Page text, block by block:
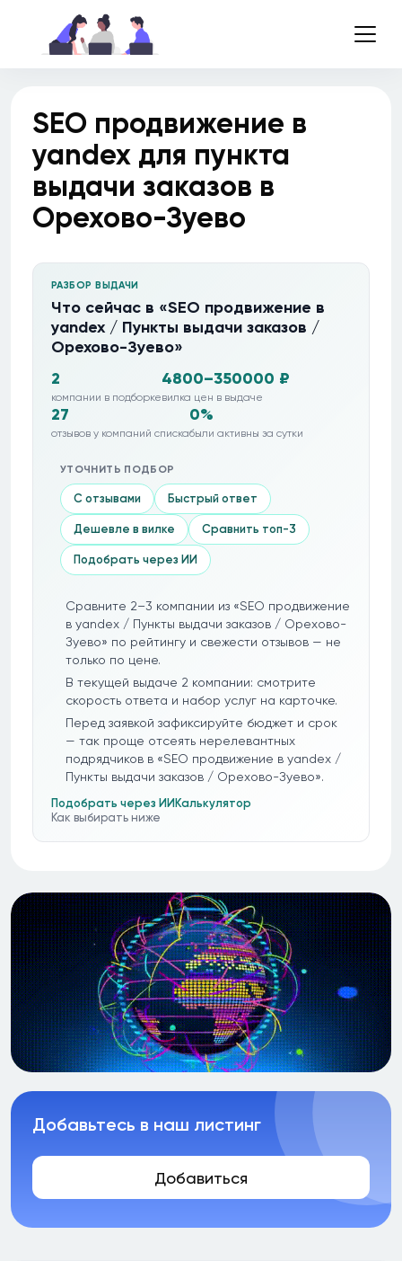
SEO продвижение в
yandex для пункта
выдачи заказов в
Орехово-Зуево
РАЗБОР ВЫДАЧИ
Что сейчас в «SEO продвижение в
yandex / Пункты выдачи заказов /
Орехово-Зуево»
2
компании в подборке
4800–350000 ₽
вилка цен в выдаче
27
отзывов у компаний списка
0%
были активны за сутки
УТОЧНИТЬ ПОДБОР
С отзывами Быстрый ответ
Дешевле в вилке Сравнить топ-3
Подобрать через ИИ
Сравните 2–3 компании из «SEO продвижение
в yandex / Пункты выдачи заказов / Орехово-
Зуево» по рейтингу и свежести отзывов — не
только по цене.
В текущей выдаче 2 компании: смотрите
скорость ответа и набор услуг на карточке.
Перед заявкой зафиксируйте бюджет и срок
— так проще отсеять нерелевантных
подрядчиков в «SEO продвижение в yandex /
Пункты выдачи заказов / Орехово-Зуево».
Подобрать через ИИ Калькулятор
Как выбирать ниже
Добавьтесь в наш листинг
Добавиться